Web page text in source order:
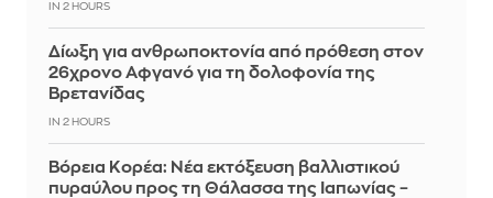
IN 2 HOURS
Δίωξη για ανθρωποκτονία από πρόθεση στον
26χρονο Αφγανό για τη δολοφονία της
Βρετανίδας
IN 2 HOURS
Βόρεια Κορέα: Νέα εκτόξευση βαλλιστικού
πυραύλου προς τη Θάλασσα της Ιαπωνίας –